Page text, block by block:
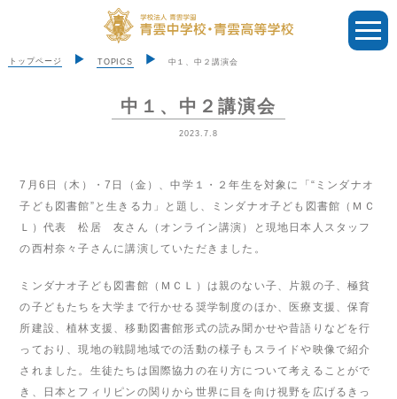
トップページ TOPICS 中１、中２講演会
中１、中２講演会
2023.7.8
7月6日（木）・7日（金）、中学１・２年生を対象に「“ミンダナオ
子ども図書館”と生きる力」と題し、ミンダナオ子ども図書館（ＭＣ
Ｌ）代表 松居 友さん（オンライン講演）と現地日本人スタッフ
の西村奈々子さんに講演していただきました。
ミンダナオ子ども図書館（ＭＣＬ）は親のない子、片親の子、極貧
の子どもたちを大学まで行かせる奨学制度のほか、医療支援、保育
所建設、植林支援、移動図書館形式の読み聞かせや昔語りなどを行
っており、現地の戦闘地域での活動の様子もスライドや映像で紹介
されました。生徒たちは国際協力の在り方について考えることがで
き、日本とフィリピンの関りから世界に目を向け視野を広げるきっ